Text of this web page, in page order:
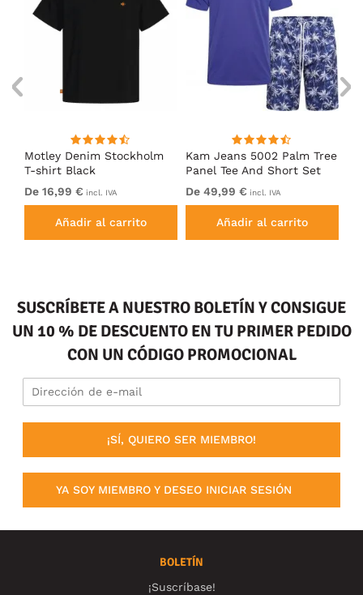
Motley Denim Stockholm
T-shirt Black
De 16,99 € incl. IVA
Añadir al carrito
Kam Jeans 5002 Palm Tree
Panel Tee And Short Set
Electric Blue
De 49,99 € incl. IVA
Añadir al carrito
SUSCRÍBETE A NUESTRO BOLETÍN Y CONSIGUE
UN 10 % DE DESCUENTO EN TU PRIMER PEDIDO
CON UN CÓDIGO PROMOCIONAL
¡SÍ, QUIERO SER MIEMBRO!
YA SOY MIEMBRO Y DESEO INICIAR SESIÓN
BOLETÍN
¡Suscríbase!